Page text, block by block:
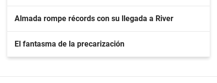
Almada rompe récords con su llegada a River
El fantasma de la precarización